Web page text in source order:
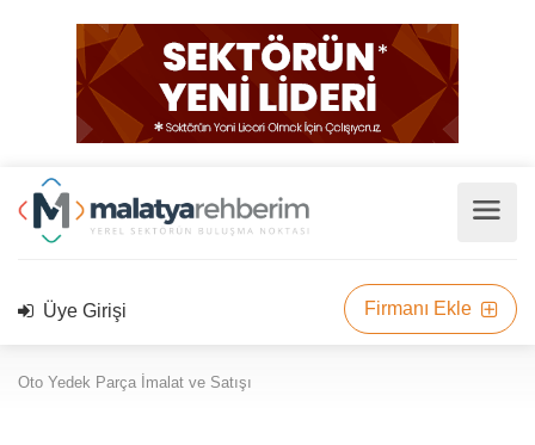
Üye Girişi Firmanı Ekle
Oto Yedek Parça İmalat ve Satışı